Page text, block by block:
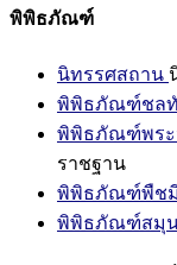
พิพิธภัณฑ์
นิทรรศสถาน
พิพิธภัณฑ์ชล
พิพิธภัณฑ์พระ
ราชฐาน
พิพิธภัณฑ์พืช
พิพิธภัณฑ์สมุน